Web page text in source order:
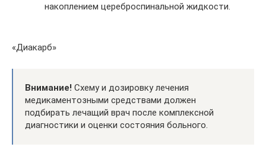
накоплением цереброспинальной жидкости.
«Диакарб»
Внимание! Схему и дозировку лечения
медикаментозными средствами должен
подбирать лечащий врач после комплексной
диагностики и оценки состояния больного.